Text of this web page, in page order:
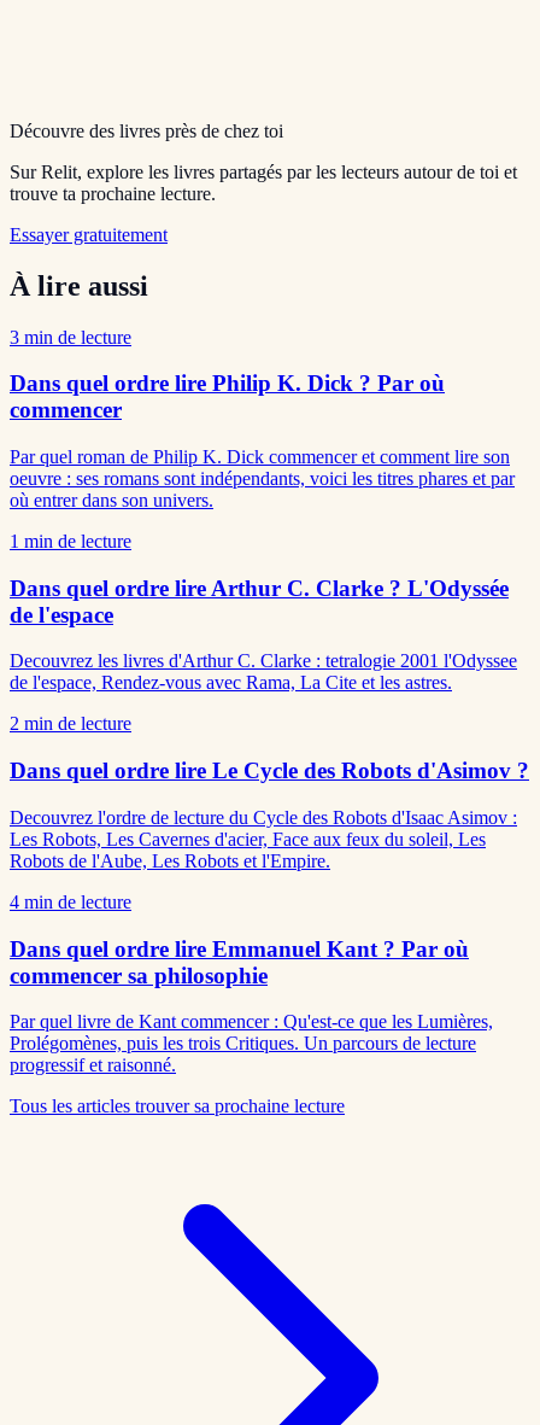
Découvre des livres près de chez toi
Sur Relit, explore les livres partagés par les lecteurs autour de toi et
trouve ta prochaine lecture.
Essayer gratuitement
À lire aussi
3 min de lecture
Dans quel ordre lire Philip K. Dick ? Par où
commencer
Par quel roman de Philip K. Dick commencer et comment lire son
oeuvre : ses romans sont indépendants, voici les titres phares et par
où entrer dans son univers.
1 min de lecture
Dans quel ordre lire Arthur C. Clarke ? L'Odyssée
de l'espace
Decouvrez les livres d'Arthur C. Clarke : tetralogie 2001 l'Odyssee
de l'espace, Rendez-vous avec Rama, La Cite et les astres.
2 min de lecture
Dans quel ordre lire Le Cycle des Robots d'Asimov ?
Decouvrez l'ordre de lecture du Cycle des Robots d'Isaac Asimov :
Les Robots, Les Cavernes d'acier, Face aux feux du soleil, Les
Robots de l'Aube, Les Robots et l'Empire.
4 min de lecture
Dans quel ordre lire Emmanuel Kant ? Par où
commencer sa philosophie
Par quel livre de Kant commencer : Qu'est-ce que les Lumières,
Prolégomènes, puis les trois Critiques. Un parcours de lecture
progressif et raisonné.
Tous les articles trouver sa prochaine lecture